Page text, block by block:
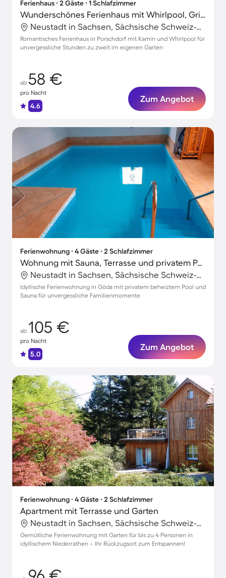
Ferienhaus ∙ 2 Gäste ∙ 1 Schlafzimmer
Wunderschönes Ferienhaus mit Whirlpool, Grill und Terrasse
Neustadt in Sachsen, Sächsische Schweiz-Osterzgebirge, Deutschland
Romantisches Ferienhaus in Porschdorf mit Kamin und Whirlpool für
unvergessliche Stunden zu zweit im eigenen Garten
ab 58 €
pro Nacht
4.6
Zum Angebot
Ferienwohnung ∙ 4 Gäste ∙ 2 Schlafzimmer
Wohnung mit Sauna, Terrasse und privatem Pool
Neustadt in Sachsen, Sächsische Schweiz-Osterzgebirge, Deutschland
Idyllische Ferienwohnung in Göda mit privatem beheiztem Pool und
Sauna für unvergessliche Familienmomente
ab 105 €
pro Nacht
5.0
Zum Angebot
Ferienwohnung ∙ 4 Gäste ∙ 2 Schlafzimmer
Apartment mit Terrasse und Garten
Neustadt in Sachsen, Sächsische Schweiz-Osterzgebirge, Deutschland
Gemütliche Ferienwohnung mit Garten für bis zu 4 Personen in
idyllischem Niederrathen – Ihr Rückzugsort zum Entspannen!